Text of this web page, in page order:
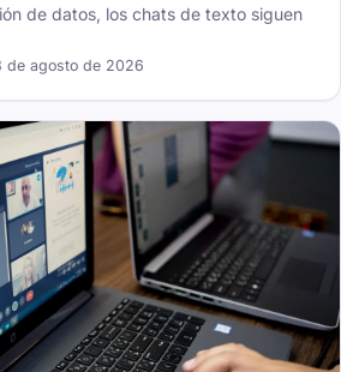
de datos, los chats de texto siguen
de agosto de 2026